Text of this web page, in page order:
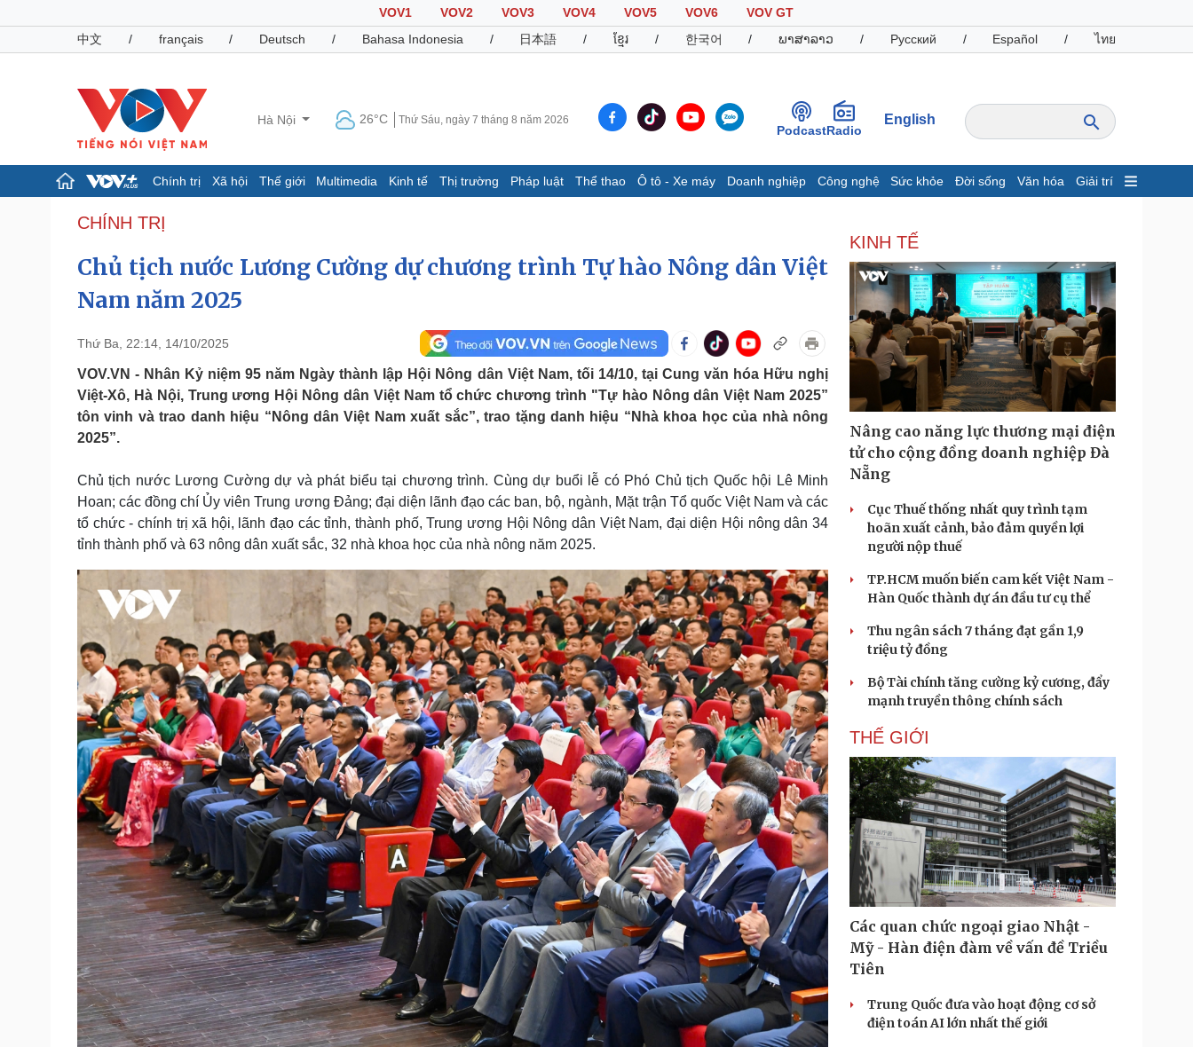
VOV1 VOV2 VOV3 VOV4 VOV5 VOV6
VOV GT
中文
/ français / Deutsch / Bahasa Indonesia / 日本語 / ខ្មែរ / 한국어 / ພາສາລາວ / Русский / Español / ไทย
Hà Nội 26°C Thứ Sáu, ngày 7 tháng 8 năm 2026
PodcastRadio
English
Chính trị Xã hội Thế giới Multimedia Kinh tế Thị trường Pháp luật Thể thao Ô tô - Xe máy Doanh nghiệp Công nghệ Sức khỏe Đời sống Văn hóa Giải trí
Chính trị
Tổ chức nhân sự
Quốc hội
Nhận diện sự thật
Dự báo thời tiết
Giáo dục
Cuộc sống đó đây
Hồ sơ
Ảnh
E-Magazine
Bất động sản
Khởi nghiệp
Tiêu dùng
Tỷ giá
Chứng khoán
Giá cà phê
Pháp luật
Vụ án
Tin nóng
Tư vấn luật
Quân sự - Quốc phòng
Vũ khí
Việt Nam
Phân tích
Thể thao
Bóng đá
Lịch thi đấu bóng đá
Thế giới thể thao
Ô tô - Xe máy
Ô tô
Xe máy
Tư vấn
Doanh nghiệp
Thông tin doanh nghiệp
Doanh nghiệp 24h
Doanh nhân
Vì cộng đồng
Công nghệ
Sành điệu
Tin Công nghệ
Trải nghiệm
Chuyển đổi số
Sức khỏe
Dinh dưỡng - món ngon
Cây thuốc
Sản phụ khoa
Nhi khoa
Nam khoa
Làm đẹp - giảm cân
Phòng mạch online
Ăn sạch sống khỏe
Đời sống
Nhà đẹp
Tình yêu - Gia đình
Văn hóa
Sân khấu - Điện ảnh
Văn học
Di sản
Giải trí
Nghệ sĩ
Du lịch
Tư vấn
Câu chuyện thời sự
Đọc truyện đêm khuya
Kể chuyện cho bé
Hạt giống tâm hồn
Cải chính
CHÍNH TRỊ
Chủ tịch nước Lương Cường dự chương trình Tự hào Nông dân Việt
Nam năm 2025
Thứ Ba, 22:14, 14/10/2025
VOV.VN - Nhân Kỷ niệm 95 năm Ngày thành lập Hội Nông dân Việt Nam, tối 14/10, tại Cung văn hóa Hữu nghị
Việt-Xô, Hà Nội, Trung ương Hội Nông dân Việt Nam tổ chức chương trình "Tự hào Nông dân Việt Nam 2025”
tôn vinh và trao danh hiệu “Nông dân Việt Nam xuất sắc”, trao tặng danh hiệu “Nhà khoa học của nhà nông
2025”.
Chủ tịch nước Lương Cường dự và phát biểu tại chương trình. Cùng dự buổi lễ có Phó Chủ tịch Quốc hội Lê Minh
Hoan; các đồng chí Ủy viên Trung ương Đảng; đại diện lãnh đạo các ban, bộ, ngành, Mặt trận Tổ quốc Việt Nam và các
tổ chức - chính trị xã hội, lãnh đạo các tỉnh, thành phố, Trung ương Hội Nông dân Việt Nam, đại diện Hội nông dân 34
tỉnh thành phố và 63 nông dân xuất sắc, 32 nhà khoa học của nhà nông năm 2025.
KINH TẾ
Nâng cao năng lực thương mại điện
tử cho cộng đồng doanh nghiệp Đà
Nẵng
Cục Thuế thống nhất quy trình tạm
hoãn xuất cảnh, bảo đảm quyền lợi
người nộp thuế
TP.HCM muốn biến cam kết Việt Nam -
Hàn Quốc thành dự án đầu tư cụ thể
Thu ngân sách 7 tháng đạt gần 1,9
triệu tỷ đồng
Bộ Tài chính tăng cường kỷ cương, đẩy
mạnh truyền thông chính sách
THẾ GIỚI
Các quan chức ngoại giao Nhật -
Mỹ - Hàn điện đàm về vấn đề Triều
Tiên
Trung Quốc đưa vào hoạt động cơ sở
điện toán AI lớn nhất thế giới